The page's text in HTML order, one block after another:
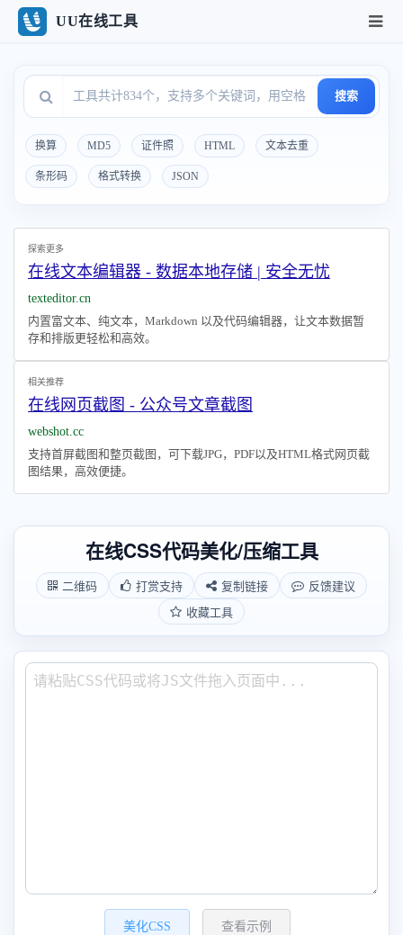
UU在线工具
搜索
换算 MD5 证件照 HTML 文本去重
条形码 格式转换 JSON
探索更多
在线文本编辑器 - 数据本地存储 | 安全无忧
texteditor.cn
内置富文本、纯文本，Markdown 以及代码编辑器，让文本数据暂
存和排版更轻松和高效。
相关推荐
在线网页截图 - 公众号文章截图
webshot.cc
支持首屏截图和整页截图，可下载JPG，PDF以及HTML格式网页截
图结果，高效便捷。
在线CSS代码美化/压缩工具
二维码 打赏支持 复制链接
反馈建议
收藏工具
美化CSS 查看示例